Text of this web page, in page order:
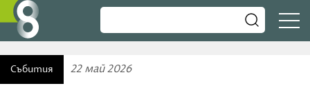
Събития 22 май 2026